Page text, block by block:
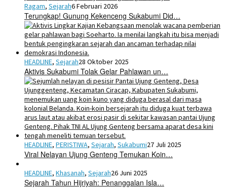
Ragam, Sejarah6 Februari 2026
Terungkap! Gunung Kekenceng Sukabumi Did…
HEADLINE, Sejarah28 Oktober 2025
Aktivis Sukabumi Tolak Gelar Pahlawan un…
HEADLINE, PERISTIWA, Sejarah, Sukabumi27 Juli 2025
Viral Nelayan Ujung Genteng Temukan Koin…
HEADLINE, Khasanah, Sejarah26 Juni 2025
Sejarah Tahun Hijriyah: Penanggalan Isla…